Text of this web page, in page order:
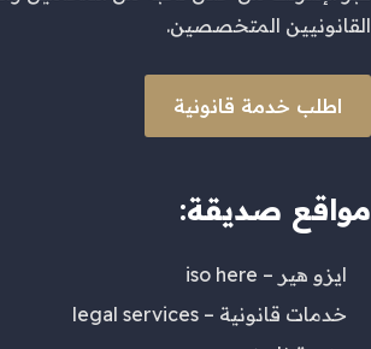
القانونيين المتخصصين.
اطلب خدمة قانونية
مواقع صديقة:
ايزو هير – iso here
خدمات قانونية – legal services